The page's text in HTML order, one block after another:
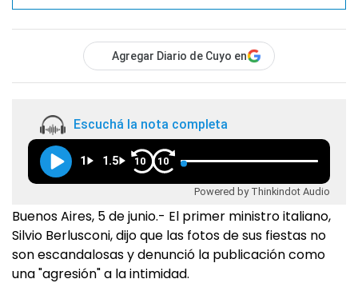
Agregar Diario de Cuyo en
Escuchá la nota completa
1 1.5 10 10
Powered by Thinkindot Audio
Buenos Aires, 5 de junio.- El primer ministro italiano,
Silvio Berlusconi, dijo que las fotos de sus fiestas no
son escandalosas y denunció la publicación como
una "agresión" a la intimidad.